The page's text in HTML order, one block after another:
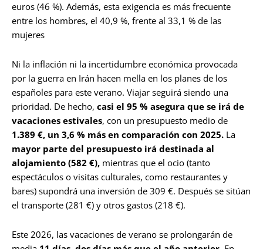
euros (46 %). Además, esta exigencia es más frecuente
entre los hombres, el 40,9 %, frente al 33,1 % de las
mujeres
Ni la inflación ni la incertidumbre económica provocada
por la guerra en Irán hacen mella en los planes de los
españoles para este verano. Viajar seguirá siendo una
prioridad. De hecho, casi el 95 % asegura que se irá de
vacaciones estivales, con un presupuesto medio de
1.389 €, un 3,6 % más en comparación con 2025. La
mayor parte del presupuesto irá destinada al
alojamiento (582 €), mientras que el ocio (tanto
espectáculos o visitas culturales, como restaurantes y
bares) supondrá una inversión de 309 €. Después se sitúan
el transporte (281 €) y otros gastos (218 €).
Este 2026, las vacaciones de verano se prolongarán de